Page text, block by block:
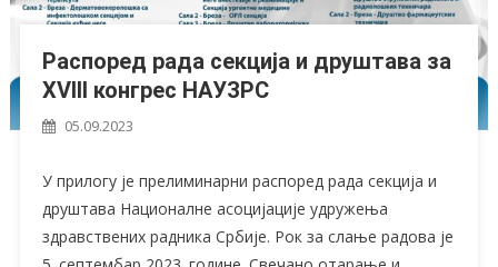
Распоред рада секција и друштава за
XVIII конгрес НАУЗРС
05.09.2023
У прилогу је прелиминарни распоред рада секција и
друштава Националне асоцијације удружења
здравствених радника Србије. Рок за слање радова је